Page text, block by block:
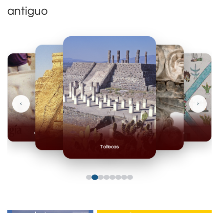
antiguo
Toltecas
Mexicas
Olmecas
‹ ›